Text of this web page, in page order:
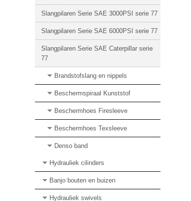
Slangpilaren Serie SAE 3000PSI serie 77
Slangpilaren Serie SAE 6000PSI serie 77
Slangpilaren Serie SAE Caterpillar serie
77
Brandstofslang en nippels
Beschermspiraal Kunststof
Beschermhoes Firesleeve
Beschermhoes Texsleeve
Denso band
Hydrauliek cilinders
Banjo bouten en buizen
Hydrauliek swivels